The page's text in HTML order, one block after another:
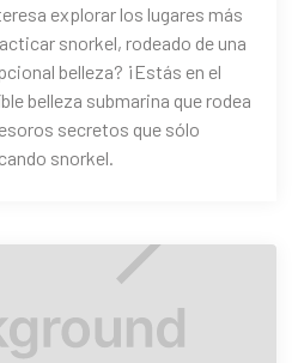
explorar los lugares más
snorkel, rodeado de una
belleza? ¡Estás en el
belleza submarina que rodea
secretos que sólo
snorkel.